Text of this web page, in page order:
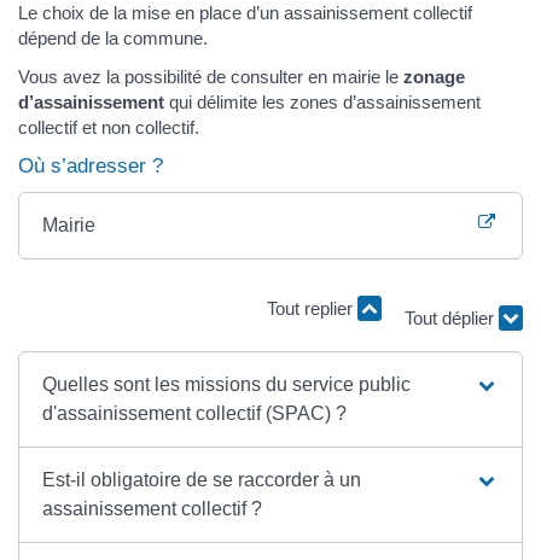
Le choix de la mise en place d’un assainissement collectif
dépend de la commune.
Vous avez la possibilité de consulter en mairie le zonage
d’assainissement qui délimite les zones d’assainissement
collectif et non collectif.
Où s’adresser ?
Mairie
Tout replier
Tout déplier
Quelles sont les missions du service public
d'assainissement collectif (SPAC) ?
Est-il obligatoire de se raccorder à un
assainissement collectif ?